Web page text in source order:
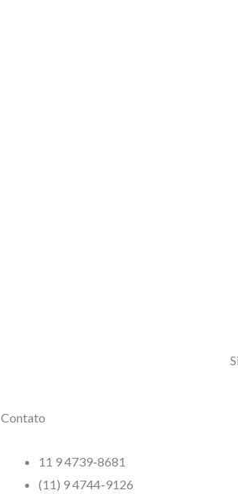
Contato
11 9 4739-8681
(11) 9 4744-9126